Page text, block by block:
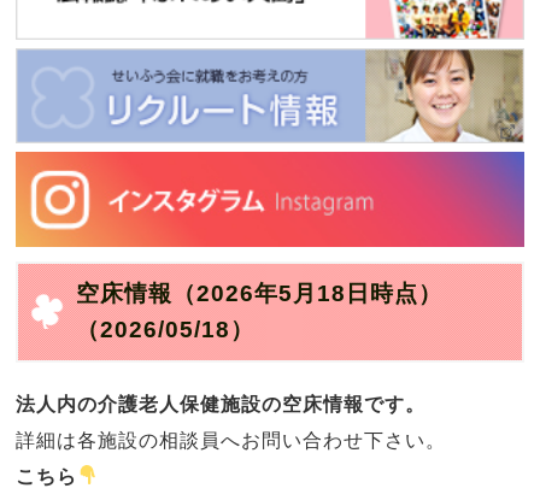
空床情報（2026年5月18日時点）
（2026/05/18）
法人内の介護老人保健施設の空床情報です。
詳細は各施設の相談員へお問い合わせ下さい。
こちら